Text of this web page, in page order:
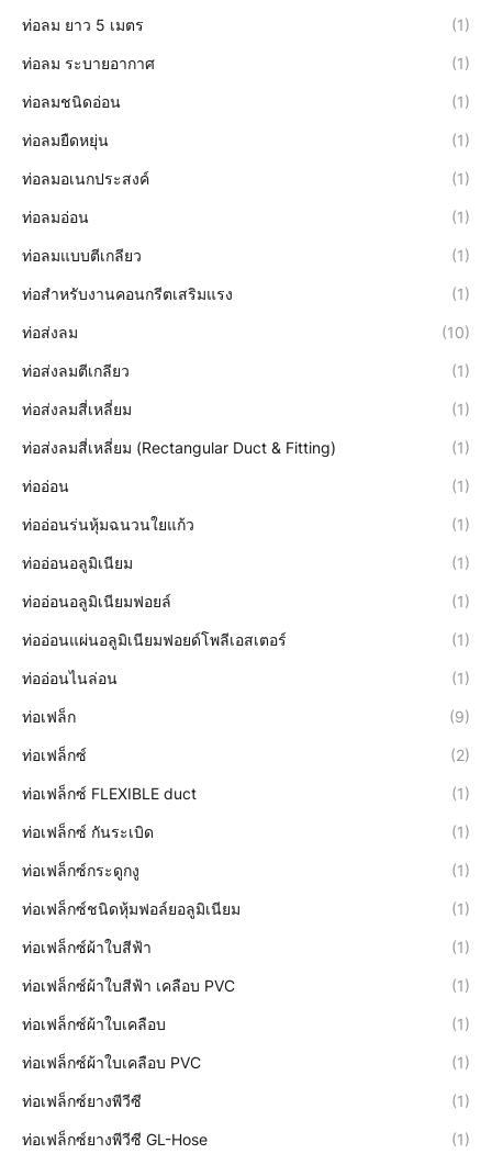
ท่อลม ยาว 5 เมตร (1)
ท่อลม ระบายอากาศ (1)
ท่อลมชนิดอ่อน (1)
ท่อลมยืดหยุ่น (1)
ท่อลมอเนกประสงค์ (1)
ท่อลมอ่อน (1)
ท่อลมแบบตีเกลียว (1)
ท่อสำหรับงานคอนกรีตเสริมแรง (1)
ท่อส่งลม (10)
ท่อส่งลมตีเกลียว (1)
ท่อส่งลมสี่เหลี่ยม (1)
ท่อส่งลมสี่เหลี่ยม (Rectangular Duct & Fitting) (1)
ท่ออ่อน (1)
ท่ออ่อนร่นหุ้มฉนวนใยแก้ว (1)
ท่ออ่อนอลูมิเนียม (1)
ท่ออ่อนอลูมิเนียมฟอยล์ (1)
ท่ออ่อนแผ่นอลูมิเนียมฟอยด์โพลีเอสเตอร์ (1)
ท่ออ่อนไนล่อน (1)
ท่อเฟล็ก (9)
ท่อเฟล็กซ์ (2)
ท่อเฟล็กซ์ FLEXIBLE duct (1)
ท่อเฟล็กซ์ กันระเบิด (1)
ท่อเฟล็กซ์กระดูกงู (1)
ท่อเฟล็กซ์ชนิดหุ้มฟอล์ยอลูมิเนียม (1)
ท่อเฟล็กซ์ผ้าใบสีฟ้า (1)
ท่อเฟล็กซ์ผ้าใบสีฟ้า เคลือบ PVC (1)
ท่อเฟล็กซ์ผ้าใบเคลือบ (1)
ท่อเฟล็กซ์ผ้าใบเคลือบ PVC (1)
ท่อเฟล็กซ์ยางพีวีซี (1)
ท่อเฟล็กซ์ยางพีวีซี GL-Hose (1)